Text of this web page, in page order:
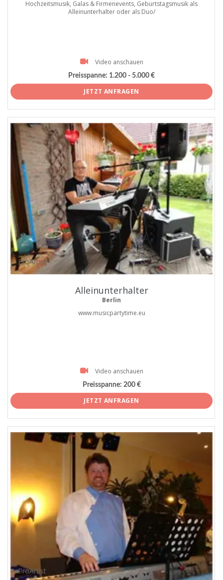
Hochzeitsmusik, Galas & Firmenevents, Geburtstagsmusik als
Alleinunterhalter oder als Duo/
Video anschauen
Preisspanne: 1.200 - 5.000 €
JETZT ANFRAGEN
ProArtist
Alleinunterhalter
Berlin
www.musicpartytime.eu
Video anschauen
Preisspanne: 200 €
JETZT ANFRAGEN
ProArtist